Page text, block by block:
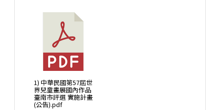
1) 中華民國第57屆世
界兒童畫展國內作品
臺南市評選 實施計畫
(公告).pdf